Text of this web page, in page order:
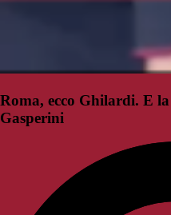
Roma, ecco Ghilardi. E
Gasperini